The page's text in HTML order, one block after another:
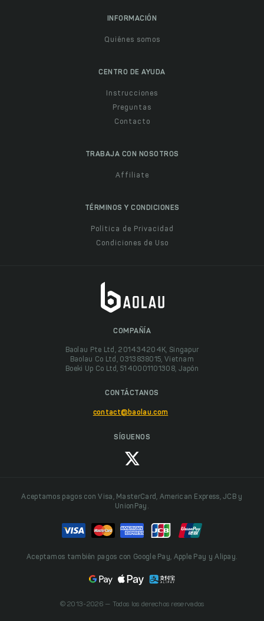
INFORMACIÓN
Quiénes somos
CENTRO DE AYUDA
Instrucciones
Preguntas
Contacto
TRABAJA CON NOSOTROS
Affiliate
TÉRMINOS Y CONDICIONES
Política de Privacidad
Condiciones de Uso
COMPAÑÍA
Baolau Pte Ltd, 201434204K, Singapur
Baolau Co Ltd, 0313838015, Vietnam
Boeki Up Co Ltd, 5140001101308, Japón
CONTÁCTANOS
contact@baolau.com
SÍGUENOS
Aceptamos pagos con Visa, MasterCard, American Express, JCB y
UnionPay.
Aceptamos también pagos con Google Pay, Apple Pay y Alipay.
© 2013-2026 — Todos los derechos reservados